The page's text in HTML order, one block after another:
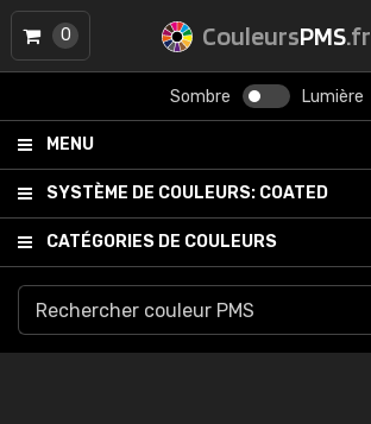
CouleursPMS.fr
Sombre Lumière
MENU
SYSTÈME DE COULEURS: COATED
CATÉGORIES DE COULEURS
0